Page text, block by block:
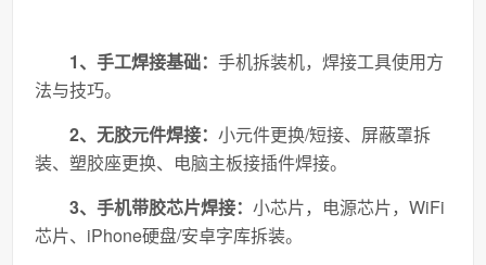
1、手工焊接基础：手机拆装机，焊接工具使用方
法与技巧。
2、无胶元件焊接：小元件更换/短接、屏蔽罩拆
装、塑胶座更换、电脑主板接插件焊接。
3、手机带胶芯片焊接：小芯片，电源芯片，WiFi
芯片、iPhone硬盘/安卓字库拆装。